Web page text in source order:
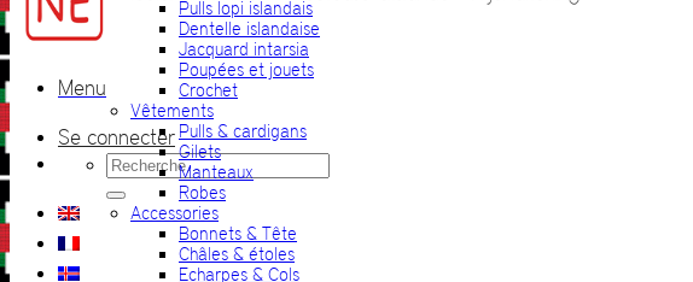
Menu
Se connecter
Recherche
pour :
Pulls lopi islandais
Dentelle islandaise
Jacquard intarsia
Poupées et jouets
Crochet
Vêtements
Pulls & cardigans
Gilets
Manteaux
Robes
Accessories
Bonnets & Tête
Châles & étoles
Echarpes & Cols